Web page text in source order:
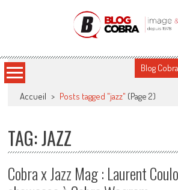
Blog Cobra
Blog
Accueil > Posts tagged "jazz" (Page 2)
TAG: JAZZ
Cobra x Jazz Mag : Laurent